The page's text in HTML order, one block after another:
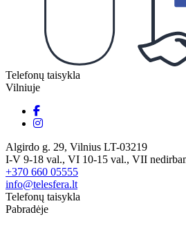
Telefonų taisykla
Vilniuje
Algirdo g. 29, Vilnius LT-03219
I-V 9-18 val., VI 10-15 val., VII
+370 660 05555
info@telesfera.lt
Telefonų taisykla
Pabradėje